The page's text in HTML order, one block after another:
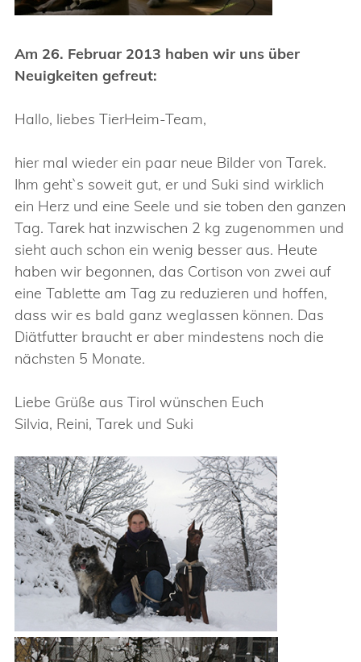
Am 26. Februar 2013 haben wir uns über
Neuigkeiten gefreut:
Hallo, liebes TierHeim-Team,
hier mal wieder ein paar neue Bilder von Tarek.
Ihm geht`s soweit gut, er und Suki sind wirklich
ein Herz und eine Seele und sie toben den ganzen
Tag. Tarek hat inzwischen 2 kg zugenommen und
sieht auch schon ein wenig besser aus. Heute
haben wir begonnen, das Cortison von zwei auf
eine Tablette am Tag zu reduzieren und hoffen,
dass wir es bald ganz weglassen können. Das
Diätfutter braucht er aber mindestens noch die
nächsten 5 Monate.
Liebe Grüße aus Tirol wünschen Euch
Silvia, Reini, Tarek und Suki